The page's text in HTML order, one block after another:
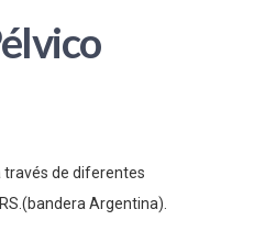
través de diferentes
Argentina).